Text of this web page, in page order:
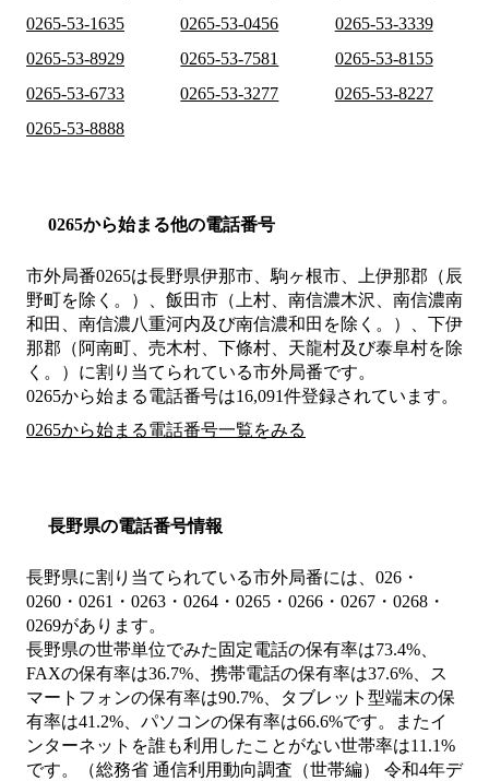
0265-53-1635
0265-53-0456
0265-53-3339
0265-53-8929
0265-53-7581
0265-53-8155
0265-53-6733
0265-53-3277
0265-53-8227
0265-53-8888
0265から始まる他の電話番号
市外局番0265は長野県伊那市、駒ヶ根市、上伊那郡（辰
野町を除く。）、飯田市（上村、南信濃木沢、南信濃南
和田、南信濃八重河内及び南信濃和田を除く。）、下伊
那郡（阿南町、売木村、下條村、天龍村及び泰阜村を除
く。） に割り当てられている市外局番です。
0265から始まる電話番号は16,091件登録されています。
0265から始まる電話番号一覧をみる
長野県の電話番号情報
長野県に割り当てられている市外局番には、026・
0260・0261・0263・0264・0265・0266・0267・0268・
0269があります。
長野県の世帯単位でみた固定電話の保有率は73.4%、
FAXの保有率は36.7%、携帯電話の保有率は37.6%、ス
マートフォンの保有率は90.7%、タブレット型端末の保
有率は41.2%、パソコンの保有率は66.6%です。またイ
ンターネットを誰も利用したことがない世帯率は11.1%
です。（総務省 通信利用動向調査（世帯編） 令和4年デ